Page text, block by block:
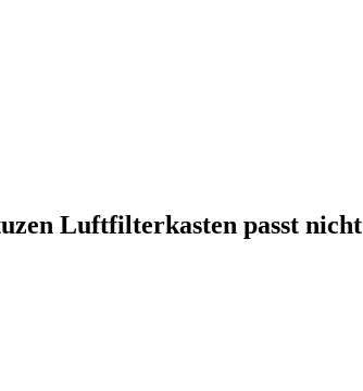
Luftfilterkasten passt nicht